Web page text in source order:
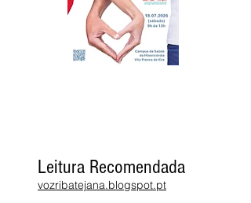
Leitura Recomendada
vozribatejana.blogspot.pt